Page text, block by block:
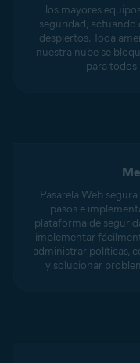
los mayores
seguridad, actuando
despiertos. Toda
nuestra nube se
para todos
Pasarela Web
pasos e
plataforma de
implementar
administrar políticas,
y solucionar